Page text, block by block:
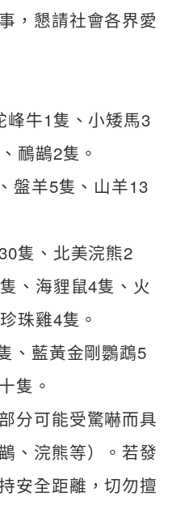
，懇請社會各界愛
峰牛1隻、小矮馬3
鴯鶓2隻。
盤羊5隻、山羊13
隻、北美浣熊2
、海貍鼠4隻、火
珠雞4隻。
、藍黃金剛鸚鵡5
隻。
分可能受驚嚇而具
、浣熊等）。若發
安全距離，切勿擅